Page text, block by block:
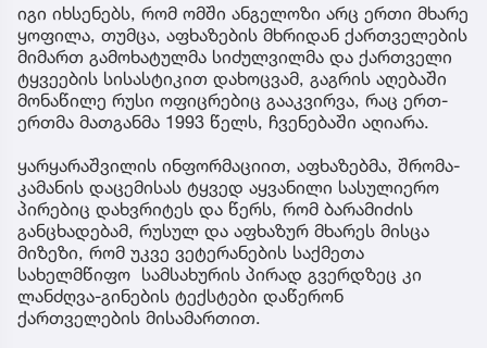
იგი იხსენებს, რომ ომში ანგელოზი არც ერთი მხარე
ყოფილა, თუმცა, აფხაზების მხრიდან ქართველების
მიმართ გამოხატულმა სიძულვილმა და ქართველი
ტყვეების სისასტიკით დახოცვამ, გაგრის აღებაში
მონაწილე რუსი ოფიცრებიც გააკვირვა, რაც ერთ-
ერთმა მათგანმა 1993 წელს, ჩვენებაში აღიარა.
ყარყარაშვილის ინფორმაციით, აფხაზებმა, შრომა-
კამანის დაცემისას ტყვედ აყვანილი სასულიერო
პირებიც დახვრიტეს და წერს, რომ ბარამიძის
განცხადებამ, რუსულ და აფხაზურ მხარეს მისცა
მიზეზი, რომ უკვე ვეტერანების საქმეთა
სახელმწიფო სამსახურის პირად გვერდზეც კი
ლანძღვა-გინების ტექსტები დაწერონ
ქართველების მისამართით.